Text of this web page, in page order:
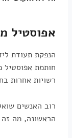
אפוסטיל
הנפקת תעודת
חותמת אפוסטיל
רשויות אחרות
רוב האנשים
הראשונה, מה